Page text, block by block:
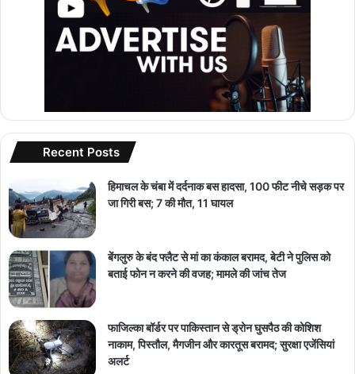
Recent Posts
हिमाचल के चंबा में दर्दनाक बस हादसा, 100 फीट नीचे सड़क पर
जा गिरी बस; 7 की मौत, 11 घायल
बेंगलुरु के बंद फ्लैट से मां का कंकाल बरामद, बेटी ने पुलिस को
बताई फोन न करने की वजह; मामले की जांच तेज
फाजिल्का बॉर्डर पर पाकिस्तान से ड्रोन घुसपैठ की कोशिश
नाकाम, पिस्तौल, मैगजीन और कारतूस बरामद; सुरक्षा एजेंसियां
अलर्ट